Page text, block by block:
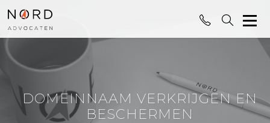
DOMEINNAAM VERKRIJGEN EN
BESCHERMEN